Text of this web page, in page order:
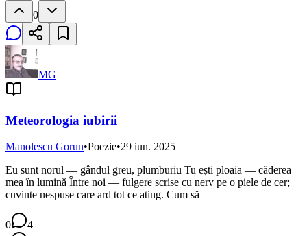
0
MG
Meteorologia iubirii
Manolescu Gorun•Poezie•29 iun. 2025
Eu sunt norul — gândul greu, plumburiu Tu ești ploaia — căderea
mea în lumină Între noi — fulgere scrise cu nerv pe o piele de cer;
cuvinte nespuse care ard tot ce ating. Cum să
0
4